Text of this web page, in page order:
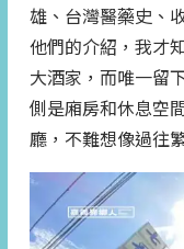
雄、台灣醫藥史、
他們的介紹，我才
大酒家，而唯一留
側是廂房和休息空
廳，不難想像過往